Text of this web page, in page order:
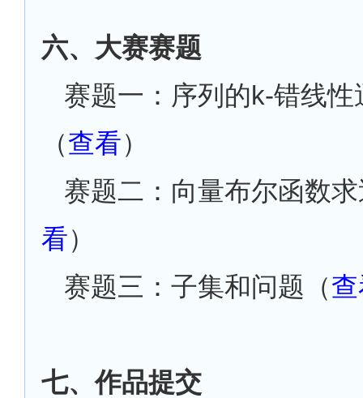
六、大赛赛题
赛题一：序列的k-错线性
（查看）
赛题二：向量布尔函数
看）
赛题三：子集和问题（
七、作品提交